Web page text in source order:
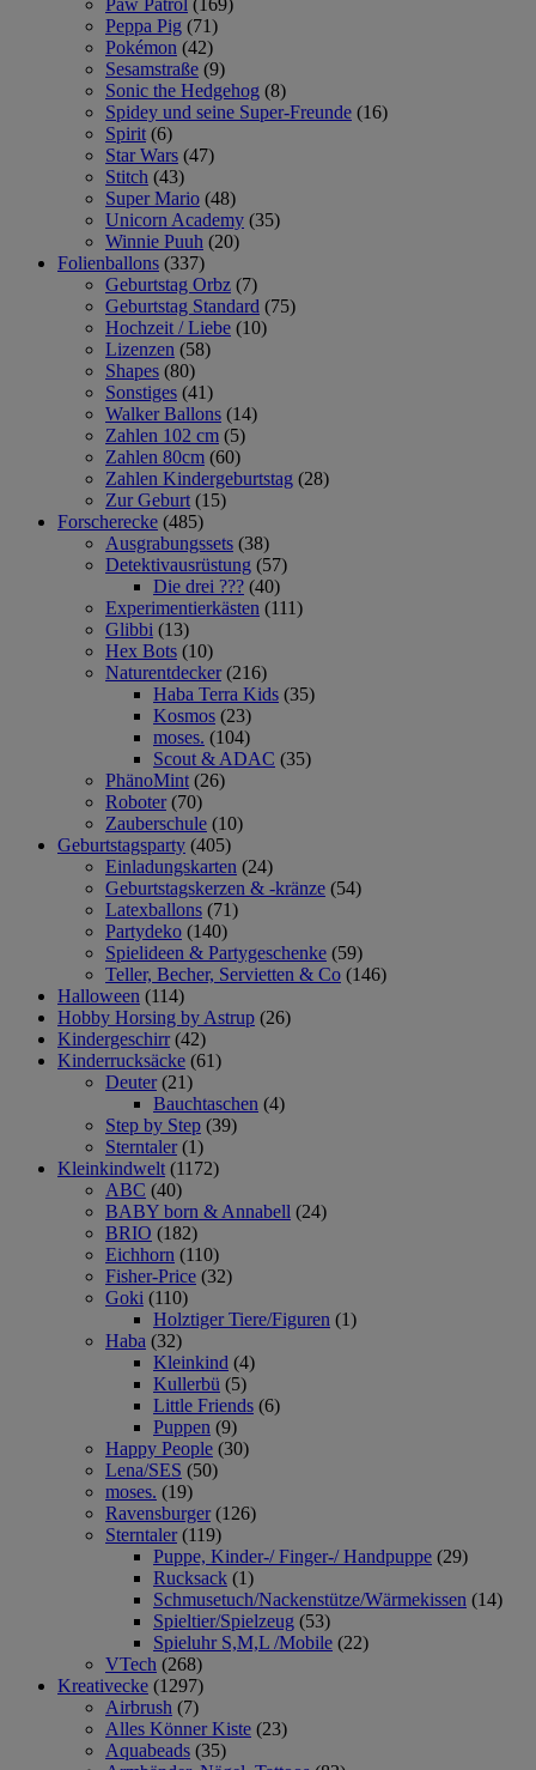
Peppa Pig (71)
Pokémon (42)
Sesamstraße (9)
Sonic the Hedgehog (8)
Spidey und seine Super-Freunde (16)
Spirit (6)
Star Wars (47)
Stitch (43)
Super Mario (48)
Unicorn Academy (35)
Winnie Puuh (20)
Folienballons (337)
Geburtstag Orbz (7)
Geburtstag Standard (75)
Hochzeit / Liebe (10)
Lizenzen (58)
Shapes (80)
Sonstiges (41)
Walker Ballons (14)
Zahlen 102 cm (5)
Zahlen 80cm (60)
Zahlen Kindergeburtstag (28)
Zur Geburt (15)
Forscherecke (485)
Ausgrabungssets (38)
Detektivausrüstung (57)
Die drei ??? (40)
Experimentierkästen (111)
Glibbi (13)
Hex Bots (10)
Naturentdecker (216)
Haba Terra Kids (35)
Kosmos (23)
moses. (104)
Scout & ADAC (35)
PhänoMint (26)
Roboter (70)
Zauberschule (10)
Geburtstagsparty (405)
Einladungskarten (24)
Geburtstagskerzen & -kränze (54)
Latexballons (71)
Partydeko (140)
Spielideen & Partygeschenke (59)
Teller, Becher, Servietten & Co (146)
Halloween (114)
Hobby Horsing by Astrup (26)
Kindergeschirr (42)
Kinderrucksäcke (61)
Deuter (21)
Bauchtaschen (4)
Step by Step (39)
Sterntaler (1)
Kleinkindwelt (1172)
ABC (40)
BABY born & Annabell (24)
BRIO (182)
Eichhorn (110)
Fisher-Price (32)
Goki (110)
Holztiger Tiere/Figuren (1)
Haba (32)
Kleinkind (4)
Kullerbü (5)
Little Friends (6)
Puppen (9)
Happy People (30)
Lena/SES (50)
moses. (19)
Ravensburger (126)
Sterntaler (119)
Puppe, Kinder-/ Finger-/ Handpuppe (29)
Rucksack (1)
Schmusetuch/Nackenstütze/Wärmekissen (14)
Spieltier/Spielzeug (53)
Spieluhr S,M,L /Mobile (22)
VTech (268)
Kreativecke (1297)
Airbrush (7)
Alles Könner Kiste (23)
Aquabeads (35)